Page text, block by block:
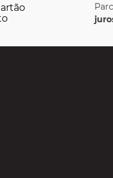
Parcele em até
6x sem
juros